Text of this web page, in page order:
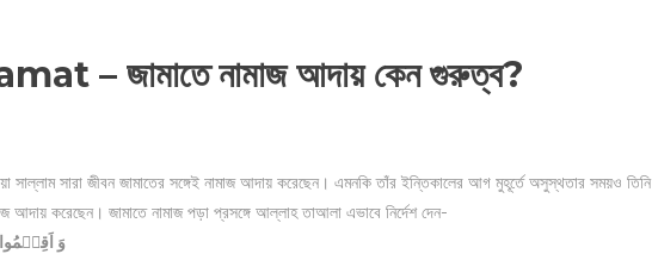
– জামাতে নামাজ আদায় কেন গুরুত্ব?
সাল্লাম সারা জীবন জামাতের সঙ্গেই নামাজ আদায় করেছেন। এমনকি তাঁর ইন্তিকালের আগ মুহূর্তে অসুস্থতার সময়ও তিনি
আদায় করেছেন। জামাতে নামাজ পড়া প্রসঙ্গে আল্লাহ তাআলা এভাবে নির্দেশ দেন-
وَ